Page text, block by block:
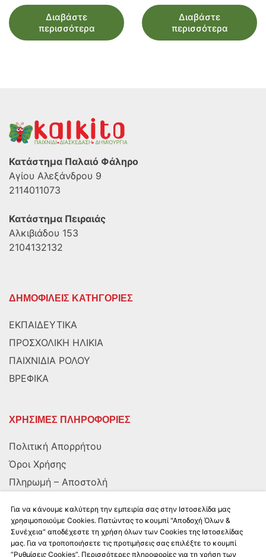
Διαβάστε
περισσότερα
Διαβάστε
περισσότερα
Κατάστημα Παλαιό Φάληρο
Αγίου Αλεξάνδρου 9
2114011073
Κατάστημα Πειραιάς
Αλκιβιάδου 153
2104132132
ΔΗΜΟΦΙΛΕΙΣ ΚΑΤΗΓΟΡΙΕΣ
ΕΚΠΑΙΔΕΥΤΙΚΑ
ΠΡΟΣΧΟΛΙΚΗ ΗΛΙΚΙΑ
ΠΑΙΧΝΙΔΙΑ ΡΟΛΟΥ
ΒΡΕΦΙΚΑ
ΧΡΗΣΙΜΕΣ ΠΛΗΡΟΦΟΡΙΕΣ
Πολιτική Απορρήτου
Όροι Χρήσης
Πληρωμή – Αποστολή
ΑΚΟΛΟΥΘΗΣΤΕ ΜΑΣ
Για να κάνουμε καλύτερη την εμπειρία σας στην Ιστοσελίδα μας
χρησιμοποιούμε Cookies. Πατώντας το κουμπί "Αποδοχή Όλων &
Συνέχεια" αποδέχεστε τη χρήση όλων των Cookies της Ιστοσελίδας
μας. Για να τροποποιήσετε τις προτιμήσεις σας επιλέξτε το κουμπί
“Ρυθμίσεις Cookies”. Περισσότερες πληροφορίες για τη χρήση των